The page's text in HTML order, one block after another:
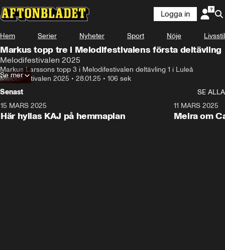
Logga in
Hem Serier Nyheter Sport Nöje Livsstil
Markus topp tre i Melodifestivalens första deltävling
Melodifestivalen 2025
Markus Larssons topp 3 i Melodifestivalen deltävling 1 i Luleå
Melodifestivalen 2025 • 28.01.25 • 106 sek
Se mer
Senast
SE ALLA
15 MARS 2025
Här hyllas KAJ på hemmaplan
11 MARS 2025
Meira om